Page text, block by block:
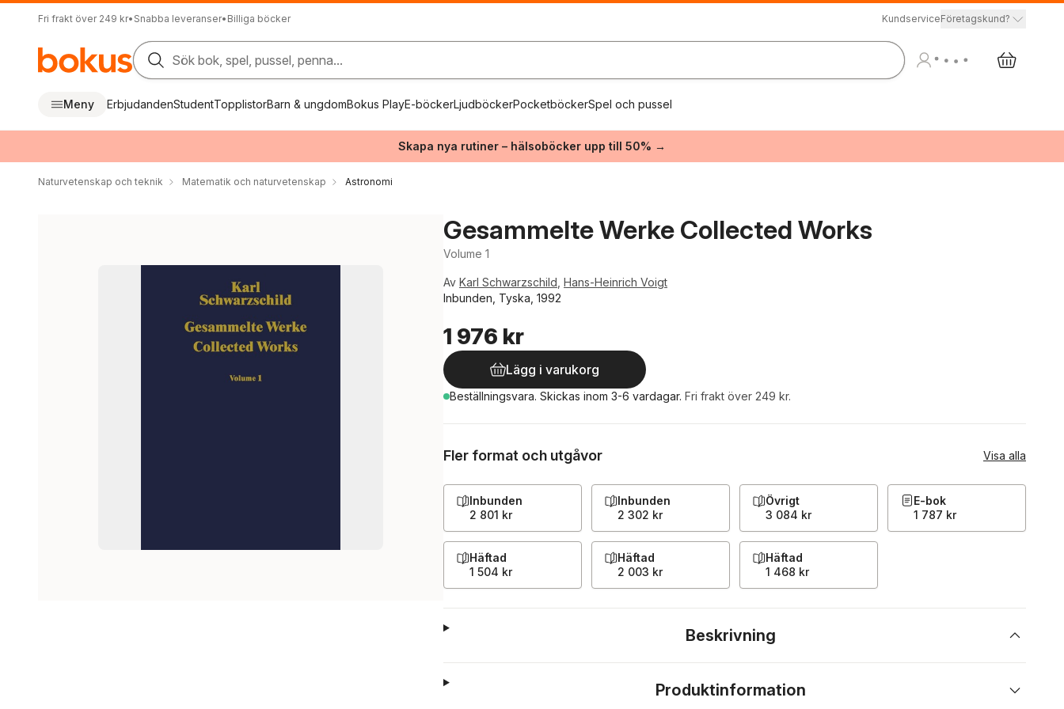
Fri frakt över 249 kr• Snabba leveranser• Billiga böcker KundserviceFöretagskund?
Sök bok, spel, pussel, penna...
Meny ErbjudandenStudentTopplistorBarn & ungdomBokus PlayE-böckerLjudböckerPocketböckerSpel och pussel
Skapa nya rutiner – hälsoböcker upp till 50% →
Naturvetenskap och teknik Matematik och naturvetenskap Astronomi
Gesammelte Werke Collected Works
Volume 1
Av Karl Schwarzschild Hans-Heinrich Voigt
Inbunden, Tyska, 1992
1 976 kr
Lägg i varukorg
Beställningsvara. Skickas inom 3-6 vardagar. Fri frakt över 249 kr.
Fler format och utgåvor Visa alla
Inbunden
2 801 kr
Inbunden
2 302 kr
Övrigt
3 084 kr
E-bok
1 787 kr
Häftad
1 504 kr
Häftad
2 003 kr
Häftad
1 468 kr
Beskrivning
Produktinformation